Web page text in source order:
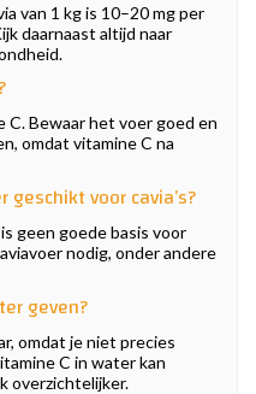
van 1 kg is 10–20 mg per
daarnaast altijd naar
C. Bewaar het voer goed en
omdat vitamine C na
voor cavia’s?
geen goede basis voor
nodig, onder andere
geven?
omdat je niet precies
C in water kan
overzichtelijker.